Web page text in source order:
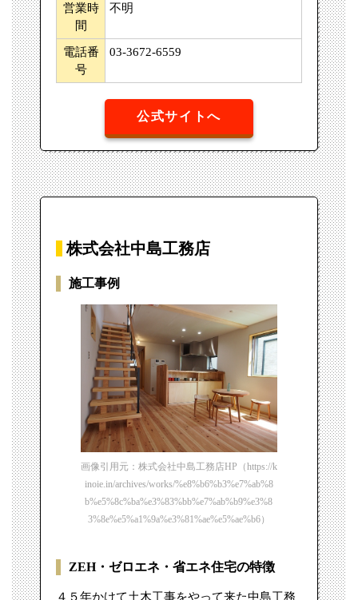
営業時
間
不明
電話番
号
03-3672-6559
公式サイトへ
株式会社中島工務店
施工事例
画像引用元：株式会社中島工務店HP（https://k
inoie.in/archives/works/%e8%b6%b3%e7%ab%8
b%e5%8c%ba%e3%83%bb%e7%ab%b9%e3%8
3%8e%e5%a1%9a%e3%81%ae%e5%ae%b6）
ZEH・ゼロエネ・省エネ住宅の特徴
４５年かけて土木工事をやって来た中島工務